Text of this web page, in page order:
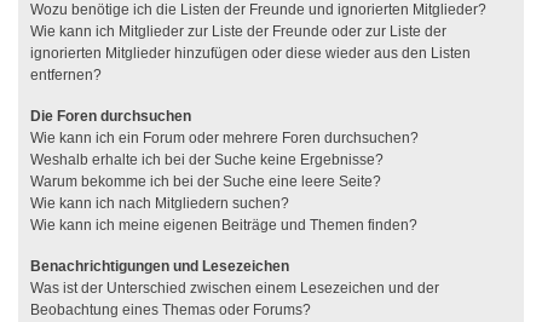
Wozu benötige ich die Listen der Freunde und ignorierten Mitglieder?
Wie kann ich Mitglieder zur Liste der Freunde oder zur Liste der
ignorierten Mitglieder hinzufügen oder diese wieder aus den Listen
entfernen?
Die Foren durchsuchen
Wie kann ich ein Forum oder mehrere Foren durchsuchen?
Weshalb erhalte ich bei der Suche keine Ergebnisse?
Warum bekomme ich bei der Suche eine leere Seite?
Wie kann ich nach Mitgliedern suchen?
Wie kann ich meine eigenen Beiträge und Themen finden?
Benachrichtigungen und Lesezeichen
Was ist der Unterschied zwischen einem Lesezeichen und der
Beobachtung eines Themas oder Forums?